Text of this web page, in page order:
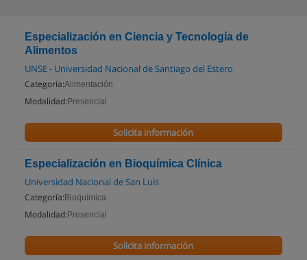
Especialización en Ciencia y Tecnología de
Alimentos
UNSE - Universidad Nacional de Santiago del Estero
Categoría:Alimentación
Modalidad: Presencial
Solicita información
Especialización en Bioquímica Clínica
Universidad Nacional de San Luis
Categoría: Bioquímica
Modalidad: Presencial
Solicita información